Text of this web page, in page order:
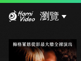
瀏覽